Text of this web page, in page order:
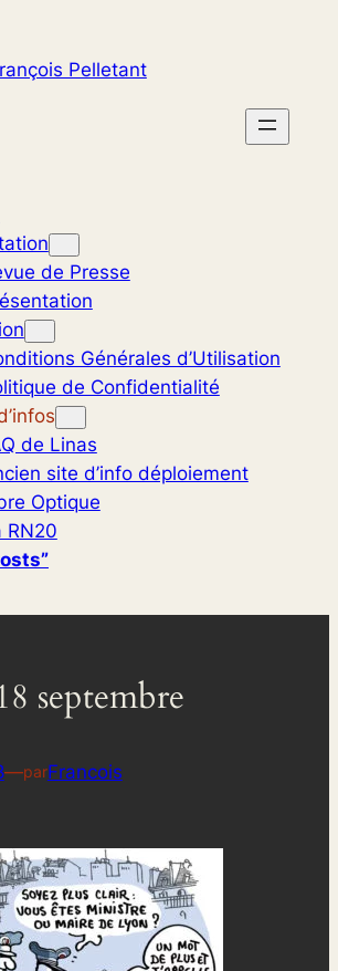
Pelletant
de Presse
Générales d’Utilisation
de Confidentialité
de Linas
site d’info déploiement
Optique
RN20
septembre
—parFrancois